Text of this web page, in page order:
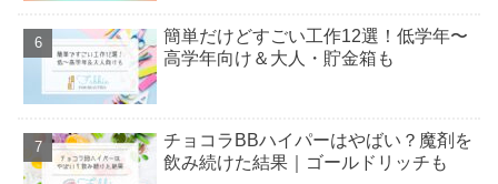
簡単だけどすごい工作12選！低学年〜
高学年向け＆大人・貯金箱も
チョコラBBハイパーはやばい？魔剤を
飲み続けた結果｜ゴールドリッチも